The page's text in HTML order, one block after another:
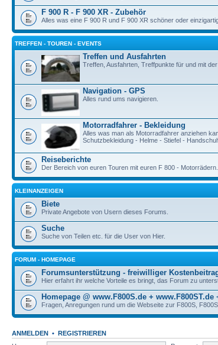
F 900 R - F 900 XR - Zubehör
Alles was eine F 900 R und F 900 XR schöner oder
TREFFEN - TOUREN - EVENTS
Treffen und Ausfahrten
Treffen, Ausfahrten, Treffpunkte für und mit
Navigation - GPS
Alles rund ums navigieren.
Motorradfahrer - Bekleidung
Alles was man als Motorradfahrer anziehen
Schutzbekleidung - Helme - Stiefel -
Reiseberichte
Der Bereich von euren Touren mit euren F 800 - Motorrädern.
KLEINANZEIGEN
Biete
Private Angebote von Usern dieses Forums.
Suche
Suche von Teilen etc. für die User von Hier.
FORUM - HOMEPAGE
Forumsunterstützung - freiwilliger
Hier erfahrt ihr welche Vorteile es bringt, das Forum zu
Homepage @ www.F800S.de +
Fragen, Anregungen rund um die Webseite zur F800S,
ANMELDEN • REGISTRIEREN